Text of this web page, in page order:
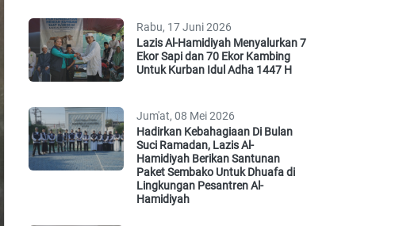
Rabu, 17 Juni 2026
Lazis Al-Hamidiyah Menyalurkan 7
Ekor Sapi dan 70 Ekor Kambing
Untuk Kurban Idul Adha 1447 H
Jum'at, 08 Mei 2026
Hadirkan Kebahagiaan Di Bulan
Suci Ramadan, Lazis Al-
Hamidiyah Berikan Santunan
Paket Sembako Untuk Dhuafa di
Lingkungan Pesantren Al-
Hamidiyah